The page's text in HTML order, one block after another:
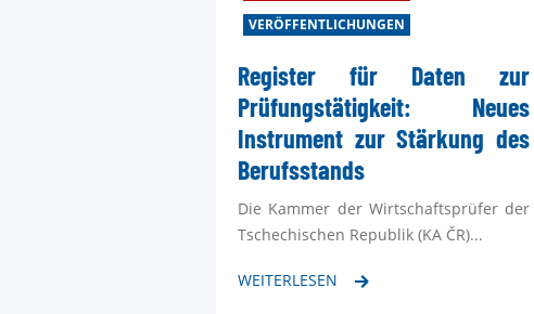
VERÖFFENTLICHUNGEN
Register für Daten zur
Prüfungstätigkeit: Neues
Instrument zur Stärkung des
Berufsstands
Die Kammer der Wirtschaftsprüfer der
Tschechischen Republik (KA ČR)...
WEITERLESEN